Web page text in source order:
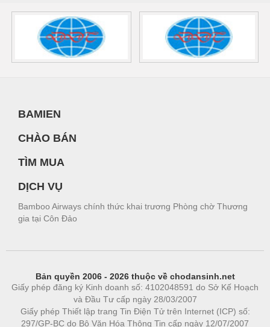
BAMIEN
CHÀO BÁN
TÌM MUA
DỊCH VỤ
Bamboo Airways chính thức khai trương Phòng chờ Thương
gia tại Côn Đảo
Bản quyền 2006 - 2026 thuộc về chodansinh.net
Giấy phép đăng ký Kinh doanh số: 4102048591 do Sở Kế Hoạch
và Đầu Tư cấp ngày 28/03/2007
Giấy phép Thiết lập trang Tin Điện Tử trên Internet (ICP) số:
297/GP-BC do Bộ Văn Hóa Thông Tin cấp ngày 12/07/2007